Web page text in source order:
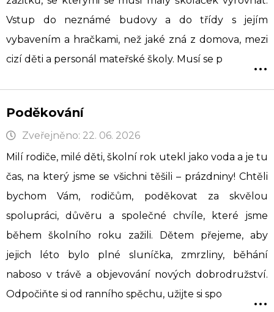
Vstup do neznámé budovy a do třídy s jejím
vybavením a hračkami, než jaké zná z domova, mezi
cizí děti a personál mateřské školy. Musí se p
...
Poděkování
Zveřejněno: 22. 06. 2026
Milí rodiče, milé děti, školní rok utekl jako voda a je tu
čas, na který jsme se všichni těšili – prázdniny! Chtěli
bychom Vám, rodičům, poděkovat za skvělou
spolupráci, důvěru a společné chvíle, které jsme
během školního roku zažili. Dětem přejeme, aby
jejich léto bylo plné sluníčka, zmrzliny, běhání
naboso v trávě a objevování nových dobrodružství.
Odpočiňte si od ranního spěchu, užijte si spo
...